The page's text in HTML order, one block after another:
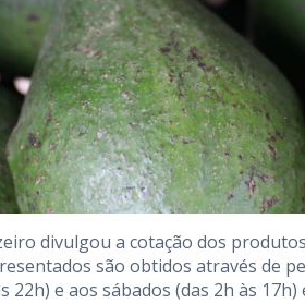
divulgou a cotação dos
são obtidos através de
22h) e aos sábados (das 2h às